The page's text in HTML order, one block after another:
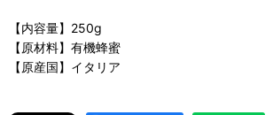
【内容量】250g
【原材料】有機蜂蜜
【原産国】イタリア